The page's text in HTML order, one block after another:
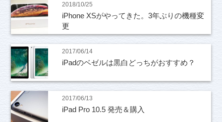
2018/10/25
iPhone XSがやってきた。3年ぶりの機種変
更
2017/06/14
iPadのベゼルは黒白どっちがおすすめ？
2017/06/13
iPad Pro 10.5 発売＆購入